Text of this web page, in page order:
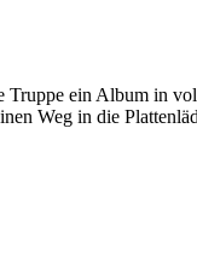
ein Album in
Weg in die